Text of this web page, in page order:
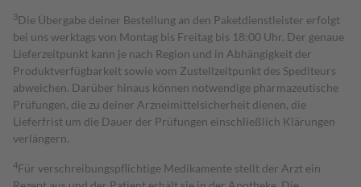
3Die Übergabe deiner Bestellung an den Paketdienstleister erfolgt
bei uns werktags von Montag bis Freitag bis 18:00 Uhr. Der genaue
Lieferzeitpunkt kann je nach Region und in Abhängigkeit der
Produktverfügbarkeit sowie vom Zustellzeitpunkt des Spediteurs
abweichen. Darüber hinaus können notwendige pharmazeutische
Prüfungen, die zu deiner Arzneimittelsicherheit dienen, die
Lieferfrist um die Dauer der Prüfungen einschließlich Klärungen
verlängern.
4Für verschreibungspflichtige Medikamente stellt der Arzt ein